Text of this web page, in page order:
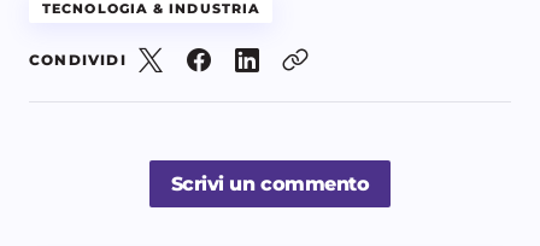
TECNOLOGIA & INDUSTRIA
CONDIVIDI
Scrivi un commento